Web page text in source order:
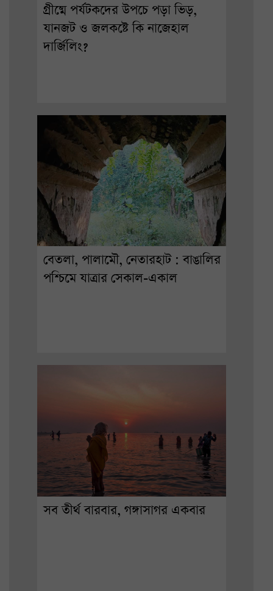
গ্রীষ্মে পর্যটকদের উপচে পড়া ভিড়,
যানজট ও জলকষ্টে কি নাজেহাল
দার্জিলিং?
বেতলা, পালামৌ, নেতারহাট : বাঙালির
পশ্চিমে যাত্রার সেকাল-একাল
সব তীর্থ বারবার, গঙ্গাসাগর একবার